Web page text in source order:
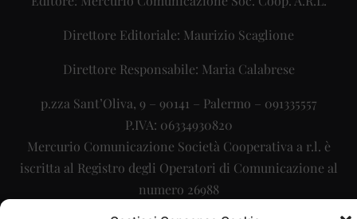
Direttore Editoriale: Maurizio Scaglione
Direttore Responsabile: Maria Calabrese
p.zza Sant’Oliva, 9 – 90141 – Palermo – 091335557
P.IVA: 06334930820
Mercurio Comunicazione Società Cooperativa a r.l. è
iscritta al Registro degli Operatori di Comunicazione al
numero 26988